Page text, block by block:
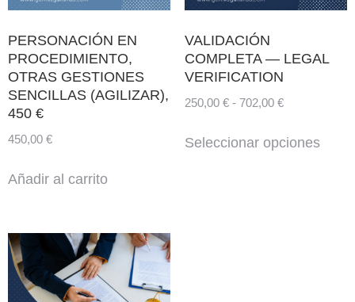
PERSONACIÓN EN
PROCEDIMIENTO,
OTRAS GESTIONES
SENCILLAS (AGILIZAR),
450 €
450,00 €
Añadir al carrito
VALIDACIÓN
COMPLETA — LEGAL
VERIFICATION
250,00 € - 702,00 €
Seleccionar opciones